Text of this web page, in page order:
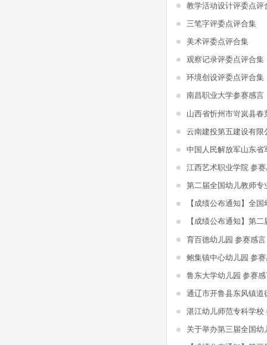
教学活动设计评委点评
三笔字评委点评合集
美术评委点评合集
观察记录评委点评合集
环境创设评委点评合集
南昌职业大学参赛感言
山西省忻州市岢岚县
江西艺术职业学院 参
第二届全国幼儿教师专
育百德幼儿园 参赛感言
鲍集镇中心幼儿园 参
鲁东大学幼儿园 参赛
湛江幼儿师范专科学校